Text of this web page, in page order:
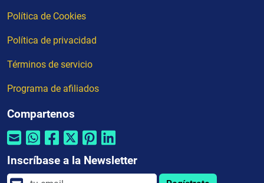
Política de Cookies
Política de privacidad
Términos de servicio
Programa de afiliados
Compartenos
Inscríbase a la Newsletter